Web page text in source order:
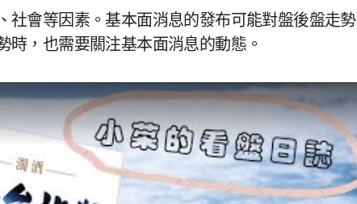
社會等因素。基本面消息的發布可能對盤後盤走勢
，也需要關注基本面消息的動態。